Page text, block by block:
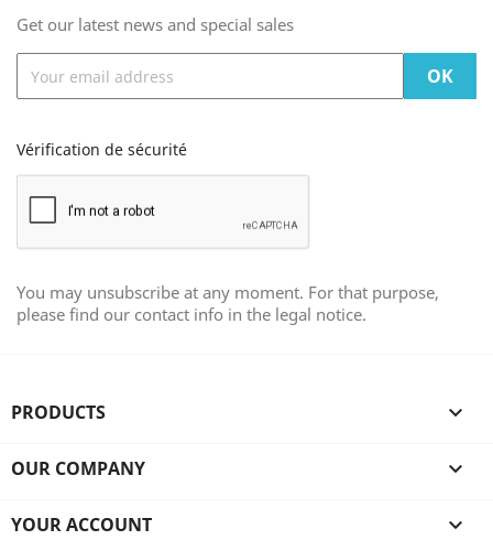
Get our latest news and special sales
Vérification de sécurité
You may unsubscribe at any moment. For that purpose,
please find our contact info in the legal notice.
PRODUCTS 
OUR COMPANY 
YOUR ACCOUNT 